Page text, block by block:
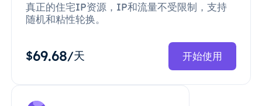
真正的住宅IP资源，IP和流量不受限制，支持
随机和粘性轮换。
$69.68/天 开始使用